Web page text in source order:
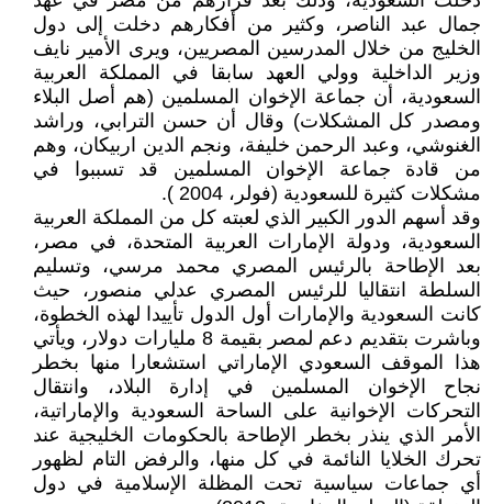
جمال عبد الناصر، وكثير من أفكارهم دخلت إلى دول
الخليج من خلال المدرسين المصريين، ويرى الأمير نايف
وزير الداخلية وولي العهد سابقا في المملكة العربية
السعودية، أن جماعة الإخوان المسلمين (هم أصل البلاء
ومصدر كل المشكلات) وقال أن حسن الترابي، وراشد
الغنوشي، وعبد الرحمن خليفة، ونجم الدين اربيكان، وهم
من قادة جماعة الإخوان المسلمين قد تسببوا في
مشكلات كثيرة للسعودية (فولر، 2004 ).
وقد أسهم الدور الكبير الذي لعبته كل من المملكة العربية
السعودية، ودولة الإمارات العربية المتحدة، في مصر،
بعد الإطاحة بالرئيس المصري محمد مرسي، وتسليم
السلطة انتقاليا للرئيس المصري عدلي منصور، حيث
كانت السعودية والإمارات أول الدول تأييدا لهذه الخطوة،
وباشرت بتقديم دعم لمصر بقيمة 8 مليارات دولار، ويأتي
هذا الموقف السعودي الإماراتي استشعارا منها بخطر
نجاح الإخوان المسلمين في إدارة البلاد، وانتقال
التحركات الإخوانية على الساحة السعودية والإماراتية،
الأمر الذي ينذر بخطر الإطاحة بالحكومات الخليجية عند
تحرك الخلايا النائمة في كل منها، والرفض التام لظهور
أي جماعات سياسية تحت المظلة الإسلامية في دول